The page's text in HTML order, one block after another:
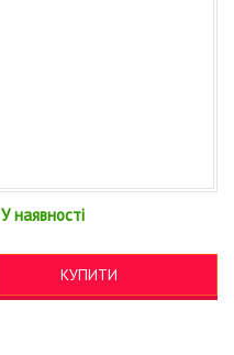
У наявності
КУПИТИ